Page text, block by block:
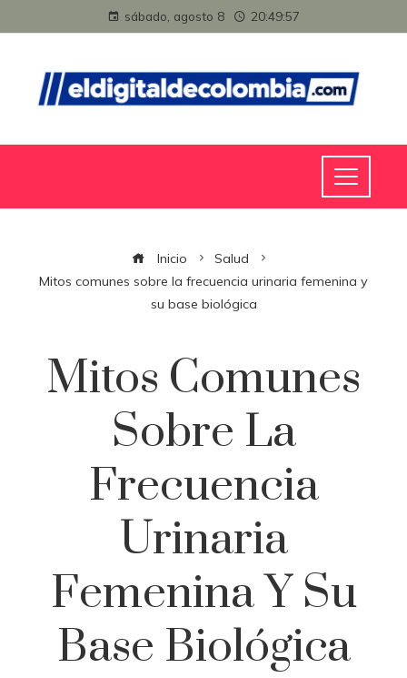
sábado, agosto 8 20:49:57
Inicio
Salud
Mitos comunes sobre la frecuencia urinaria femenina y
su base biológica
Mitos Comunes
Sobre La
Frecuencia
Urinaria
Femenina Y Su
Base Biológica